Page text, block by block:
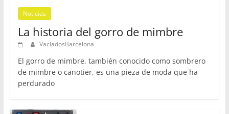
Noticias
La historia del gorro de mimbre
VaciadosBarcelona
El gorro de mimbre, también conocido como sombrero
de mimbre o canotier, es una pieza de moda que ha
perdurado